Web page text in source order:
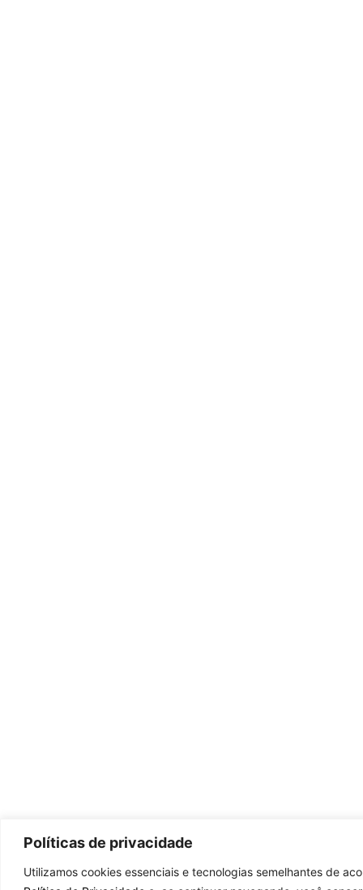
Políticas de privacidade
Utilizamos cookies essenciais e tecnologias semelhantes de